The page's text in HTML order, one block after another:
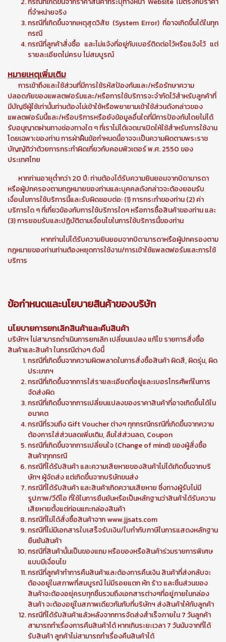
ที่จำหน่ายจริง
กรณีที่เกิดขึ้นจากเหตุสุดวิสัย (System Error) ที่อาจเกิดขึ้นได้ในทุก
กรณี
กรณีที่ลูกค้าสั่งซื้อ และไม่แจ้งที่อยู่กับเบอร์ติดต่อไว้หรือแจ้งไว้ แต่
รายละเอียดไม่ครบ ไม่สมบูรณ์
หมายเหตุเพิ่มเติม
การเข้าถึงและใช้ส่วนที่มีการใช้รหัสป้องกันและ/หรือรักษาความ
ปลอดภัยของแพลตฟอร์มและ/หรือการใช้บริการจะจำกัดไว้สำหรับลูกค้าที่
มีบัญชีผู้ใช้เท่านั้นท่านต้องไม่เข้าใช้หรือพยายามเข้าใช้ส่วนดังกล่าวของ
แพลตฟอร์มนี้และ/หรือบริการหรือยังข้อมูลอื่นใดที่มีการป้องกันโดยไม่ได้
รับอนุญาตผ่านทางช่องทางใด ๆ ที่เราไม่ได้เจตนาเปิดให้ใช้สำหรับการใช้งาน
โดยเฉพาะของท่าน การฝ่าฝืนข้อกำหนดนี้อาจจะเป็นความผิดตามพระราช
บัญญัติว่าด้วยการกระทำผิดเกี่ยวกับคอมพิวเตอร์ พ.ศ. 2550 ของ
ประเทศไทย
หากท่านอายุต่ำกว่า 20 ปี: ท่านต้องได้รับความยินยอมจากบิดามารดา
หรือผู้ปกครองตามกฎหมายของท่านและบุคคลดังกล่าวจะต้องยอมรับ
เงื่อนไขการใช้บริการนี้และรับผิดชอบต่อ: (1) การกระทำของท่าน (2) ค่า
บริการใด ๆ ที่เกี่ยวข้องกับการใช้บริการใดๆ หรือการซื้อสินค้าของท่าน และ
(3) การยอมรับและปฏิบัติตามเงื่อนไขในการใช้บริการนี้ของท่าน
หากท่านไม่ได้รับความยินยอมจากบิดามารดาหรือผู้ปกครองตาม
กฎหมายของท่านท่านต้องหยุดการใช้งาน/การเข้าใช้แพลตฟอร์มและการใช้
บริการ
ข้อกำหนดและนโยบายสินค้าของบริษัท
นโยบายการยกเลิกสินค้าและคืนสินค้า
บริษัทฯ ไม่สามารถดำเนินการยกเลิก เปลี่ยนแปลง แก้ไข รายการสั่งซื้อ
สินค้าและสินค้า ในกรณีต่างๆ ดังนี้
กรณีที่เกิดขึ้นจากความผิดพลาดในการสั่งซื้อสินค้า ผิดสี, ผิดรุ่น, ผิด
ประเภทฯ
กรณีที่เกิดขึ้นจากการใส่รายละเอียดที่อยู่และเบอรโทรศัพท์ในการ
จัดส่งผิด
กรณีที่เกิดขึ้นจากการเปลี่ยนแปลงของราคาสินค้าที่อาจเกิดขึ้นได้ใน
อนาคต
กรณีที่รวมถึง Gift Voucher ต่างๆ ทุกกรณีกรณีที่เกิดขึ้นจากความ
ต้องการใส่ส่วนลดเพิ่มเติม, ลืมใส่ส่วนลด, Coupon
กรณีที่เกิดขึ้นจากการเปลี่ยนใจ (Change of mind) ของผู้สั่งซื้อ
สินค้าทุกกรณี
กรณีที่ได้รับสินค้า และความเสียหายของสินค้าไม่ได้เกิดขึ้นจากบริ
ษัทฯ ผู้จัดส่ง แต่เกิดขึ้นจากบริษัทขนส่ง
กรณีที่ได้รับสินค้า และสินค้าเกิดความเสียหาย ซึ่งทางผู้รับไม่มี
รูปภาพ/วีดีโอ ที่ใช้ในการยืนยันหรือเป็นหลักฐานว่าสินค้าได้รับความ
เสียหายตั้งแต่ก่อนแกะกล่องสินค้า
กรณีที่ไม่ได้สั่งซื้อสินค้าจาก www.jjsats.com
กรณีที่ไม่มีเอกสารใบเสร็จรับเงิน/ใบกำกับภาษีในการแสดงหลักฐาน
ยืนยันสินค้า
กรณีที่สินค้านั้นเป็นของแถม หรือของหรือสินค้าร่วมรายการพิเศษ
แบบมีเงื่อนไข
กรณีที่ลูกค้าทำการคืนสินค้าและต้องการคืนเงิน สินค้าที่ส่งกลับจะ
ต้องอยู่ในสภาพที่สมบูรณ์ ไม่มีรอยแตก หัก ร้าว และชิ้นส่วนของ
สินค้าจะต้องอยุ่ครบทุกชิ้นรวมถึงเอกสารต่างๆที่อยู่ภายในกล่อง
สินค้า จะต้องอยู่ในสภาพเดียวกันกับที่บริษัทฯ ส่งสินค้าให้กับลูกค้า
กรณีที่ได้รับสินค้าแล้วหลังจากการจัดส่งสำเร็จภายใน 7 วันลูกค้า
สามารถทำเรื่องการคืนสินค้าได้ หากเกินระยะเวลา 7 วันนับจากที่ได้
รับสินค้า ลูกค้าไม่สามารถทำเรื่องคืนสินค้าได้